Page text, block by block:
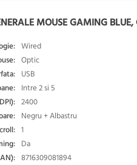
MOUSE GAMING
Wired
Optic
USB
Intre 2 si 5
2400
Negru + Albastru
1
Da
8716309081894